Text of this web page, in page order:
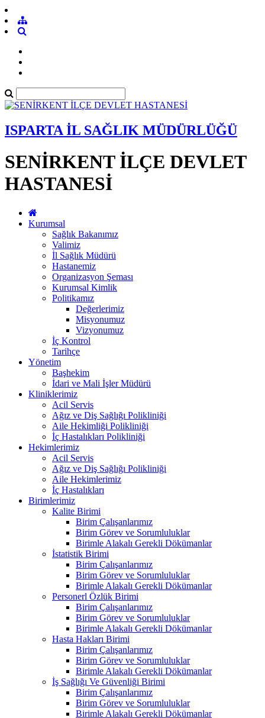
ISPARTA İL SAĞLIK MÜDÜRLÜĞÜ
SENİRKENT İLÇE DEVLET
HASTANESİ
Kurumsal
Sağlık Bakanımız
Valimiz
İl Sağlık Müdürü
Hastanemiz
Organizasyon Şeması
Kurumsal Kimlik
Politikamız
Değerlerimiz
Misyonumuz
Vizyonumuz
İç Kontrol
Tarihçe
Yönetim
Başhekim
İdari ve Mali İşler Müdürü
Kliniklerimiz
Acil Servis
Ağız ve Diş Sağlığı Polikliniği
Aile Hekimliği Polikliniği
İç Hastalıkları Polikliniği
Hekimlerimiz
Acil Servis
Ağız ve Diş Sağlığı Polikliniği
Aile Hekimlerimiz
İç Hastalıkları
Birimlerimiz
Kalite Birimi
Birim Çalışanlarımız
Birim Görev ve Sorumluluklar
Birimle Alakalı Gerekli Dökümanlar
İstatistik Birimi
Birim Çalışanlarımız
Birim Görev ve Sorumluluklar
Birimle Alakalı Gerekli Dökümanlar
Personerl Özlük Birimi
Birim Çalışanlarımız
Birim Görev ve Sorumluluklar
Birimle Alakalı Gerekli Dökümanlar
Hasta Hakları Birimi
Birim Çalışanlarımız
Birim Görev ve Sorumluluklar
Birimle Alakalı Gerekli Dökümanlar
İş Sağlığı Ve Güvenliği Birimi
Birim Çalışanlarımız
Birim Görev ve Sorumluluklar
Birimle Alakalı Gerekli Dökümanlar